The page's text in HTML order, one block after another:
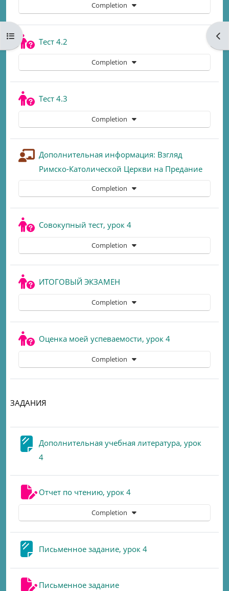
Open course index
Completion
Тест 4.2
Completion
Тест 4.3
Completion
Дополнительная информация: Взгляд
Римско-Католической Церкви на ПреданиеLesson
Completion
Совокупный тест, урок 4Quiz
Completion
ИТОГОВЫЙ ЭКЗАМЕН
Completion
Оценка моей успеваемости, урок 4Quiz
Completion
ЗАДАНИЯ
Дополнительная учебная литература, урок
4Page
Отчет по чтению, урок 4Assignment
Completion
Письменное задание, урок 4Page
Письменное заданиеAssignment